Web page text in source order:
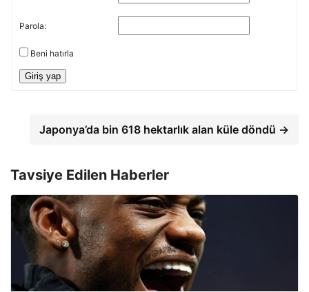
Parola:
Beni hatırla
Giriş yap
Japonya’da bin 618 hektarlık alan küle döndü →
Tavsiye Edilen Haberler